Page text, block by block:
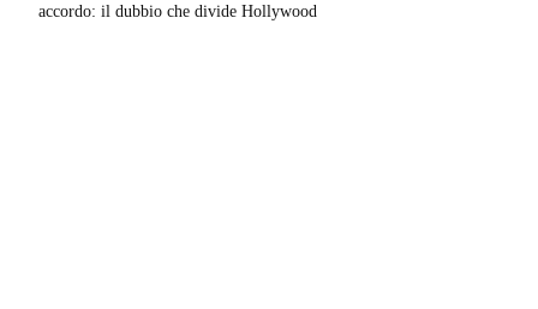
accordo: il dubbio che divide Hollywood